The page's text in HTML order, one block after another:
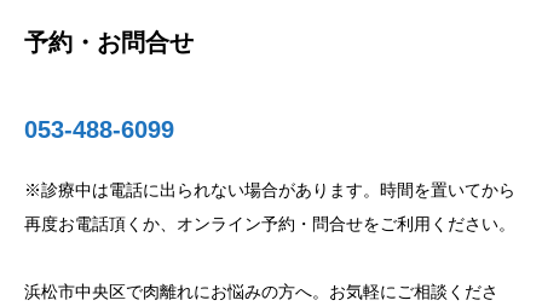
予約・お問合せ
053-488-6099
※診療中は電話に出られない場合があります。時間を置いてから
再度お電話頂くか、オンライン予約・問合せをご利用ください。
浜松市中央区で肉離れにお悩みの方へ。お気軽にご相談くださ